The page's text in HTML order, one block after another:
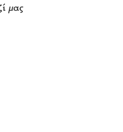
μας